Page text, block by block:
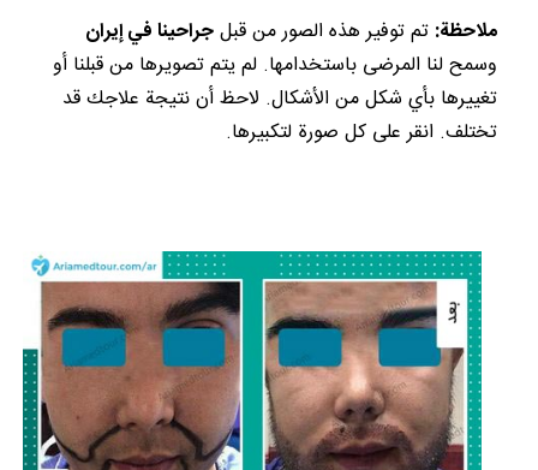
ملاحظة: تم توفير هذه الصور من قبلجراحينا في إيران
وسمح لنا المرضى باستخدامها. لم يتم تصويرها من قبلنا أو
تغييرها بأي شكل من الأشكال. لاحظ أن نتيجة علاجك قد
تختلف. انقر على كل صورة لتكبيرها.